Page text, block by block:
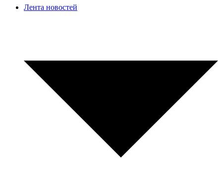
Лента новостей